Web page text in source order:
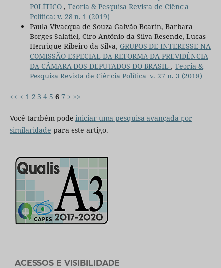
POLÍTICO , Teoria & Pesquisa Revista de Ciência
Política: v. 28 n. 1 (2019)
Paula Vivacqua de Souza Galvão Boarin, Barbara
Borges Salatiel, Ciro Antônio da Silva Resende, Lucas
Henrique Ribeiro da Silva, GRUPOS DE INTERESSE NA
COMISSÃO ESPECIAL DA REFORMA DA PREVIDÊNCIA
DA CÂMARA DOS DEPUTADOS DO BRASIL , Teoria &
Pesquisa Revista de Ciência Política: v. 27 n. 3 (2018)
<< < 1 2 3 4 5 6 7 > >>
Você também pode iniciar uma pesquisa avançada por
similaridade para este artigo.
ACESSOS E VISIBILIDADE